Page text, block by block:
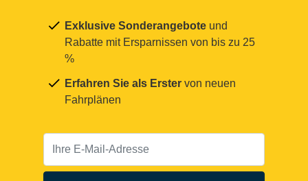
Exklusive Sonderangebote und
Rabatte mit Ersparnissen von bis zu 25
%
Erfahren Sie als Erster von neuen
Fahrplänen